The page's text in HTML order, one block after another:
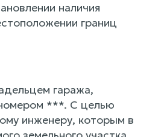
наличия
границ
гаража,
номером ***. С целью
инженеру, которым в